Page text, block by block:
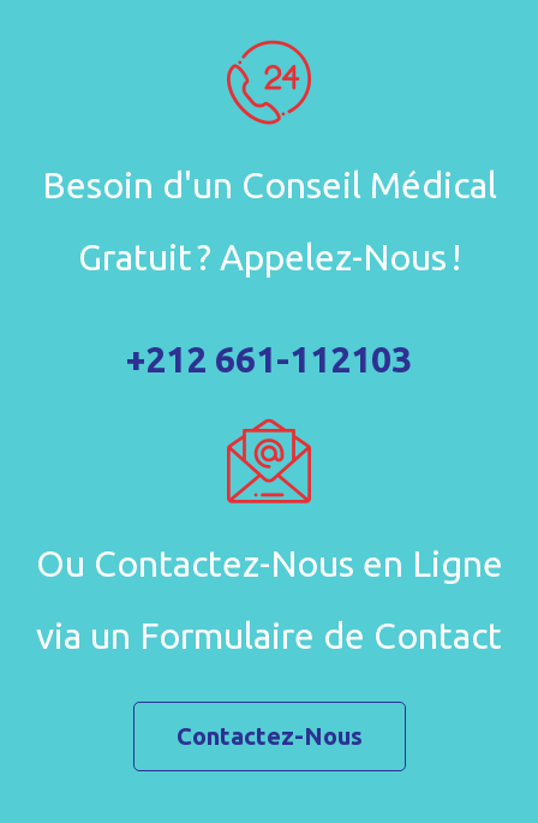
Besoin d'un Conseil Médical
Gratuit ? Appelez-Nous !
+212 661-112103
Ou Contactez-Nous en Ligne
via un Formulaire de Contact
Contactez-Nous